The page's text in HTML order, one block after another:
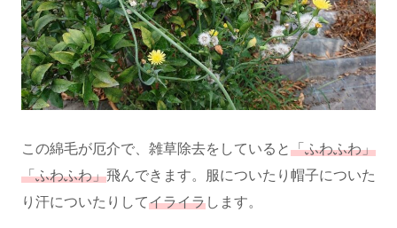
この綿毛が厄介で、雑草除去をしていると「ふわふわ」
「ふわふわ」飛んできます。服についたり帽子についた
り汗についたりしてイライラします。